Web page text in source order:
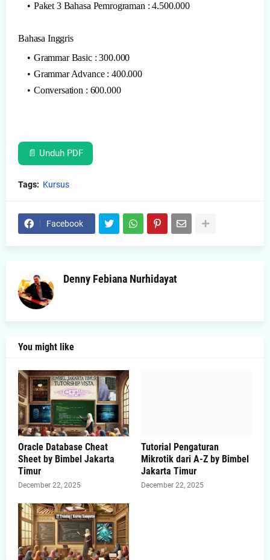
Paket 3 Bahasa Pemrograman : 4.500.000
Bahasa Inggris
Grammar Basic : 300.000
Grammar Advance : 400.000
Conversation : 600.000
📄 Unduh PDF
Tags: Kursus
Facebook
Denny Febiana Nurhidayat
You might like
Oracle Database Cheat
Sheet by Bimbel Jakarta
Timur
December 22, 2025
Tutorial Pengaturan
Mikrotik dari A-Z by Bimbel
Jakarta Timur
December 22, 2025